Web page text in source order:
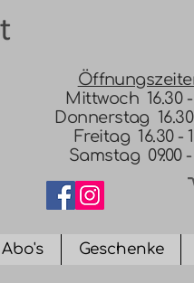
Mittwoch 16.30
Donnerstag
Freitag 16.30 -
Samstag 09.00 -
Abo's Geschenke